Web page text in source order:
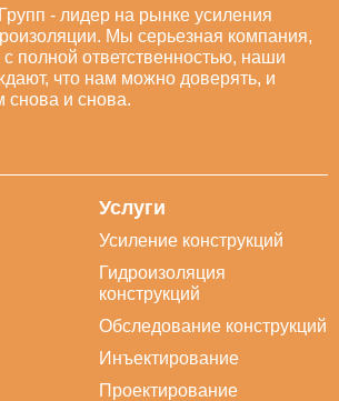
- лидер на рынке усиления
Мы серьезная компания,
полной ответственностью, наши
что нам можно доверять, и
снова и снова.
Услуги
Усиление конструкций
Гидроизоляция
конструкций
Обследование конструкций
Инъектирование
Проектирование